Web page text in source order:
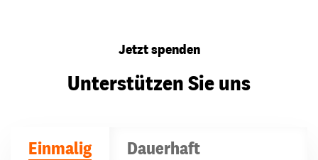
Jetzt spenden
Unterstützen Sie uns
Einmalig Dauerhaft